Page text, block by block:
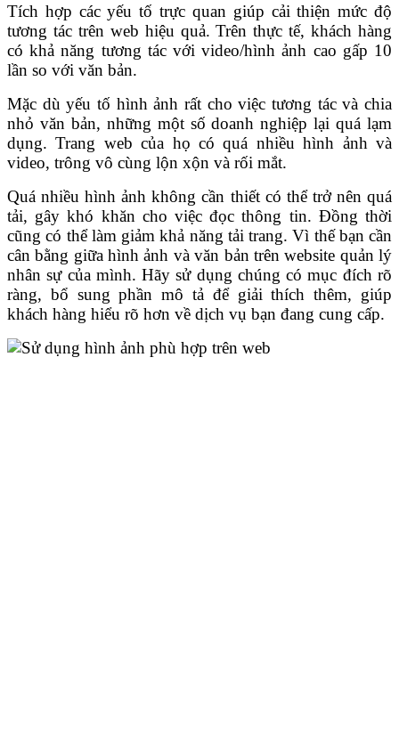
Tích hợp các yếu tố trực quan giúp cải thiện mức độ
tương tác trên web hiệu quả. Trên thực tế, khách hàng
có khả năng tương tác với video/hình ảnh cao gấp 10
lần so với văn bản.
Mặc dù yếu tố hình ảnh rất cho việc tương tác và chia
nhỏ văn bản, những một số doanh nghiệp lại quá lạm
dụng. Trang web của họ có quá nhiều hình ảnh và
video, trông vô cùng lộn xộn và rối mắt.
Quá nhiều hình ảnh không cần thiết có thể trở nên quá
tải, gây khó khăn cho việc đọc thông tin. Đồng thời
cũng có thể làm giảm khả năng tải trang. Vì thế bạn cần
cân bằng giữa hình ảnh và văn bản trên website quản lý
nhân sự của mình. Hãy sử dụng chúng có mục đích rõ
ràng, bổ sung phần mô tả để giải thích thêm, giúp
khách hàng hiểu rõ hơn về dịch vụ bạn đang cung cấp.